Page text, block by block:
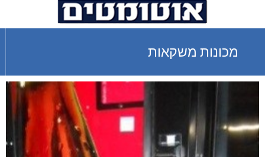
מכונות משקאות